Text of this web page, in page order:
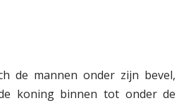
de mannen onder zijn bevel,
koning binnen tot onder de